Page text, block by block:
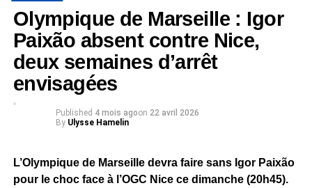
Olympique de Marseille : Igor
Paixão absent contre Nice,
deux semaines d’arrêt
envisagées
Published 4 mois agoon 22 avril 2026
By Ulysse Hamelin
L’Olympique de Marseille devra faire sans Igor Paixão
pour le choc face à l’OGC Nice ce dimanche (20h45).